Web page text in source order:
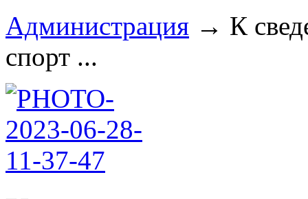
Администрация → К
спорт ...